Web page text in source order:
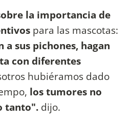
la importancia de
para las mascotas:
a sus pichones, hagan
con diferentes
hubiéramos dado
los tumores no
tanto". dijo.